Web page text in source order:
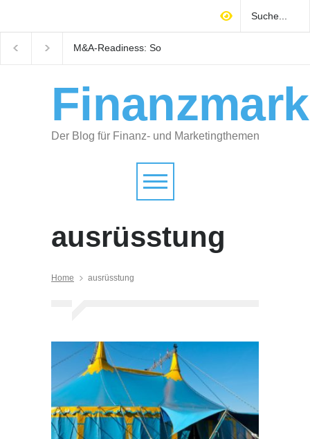
M&A-Readiness: So
Der Blog für Finanz- und Marketingthemen
ausrüsstung
Home ausrüsstung